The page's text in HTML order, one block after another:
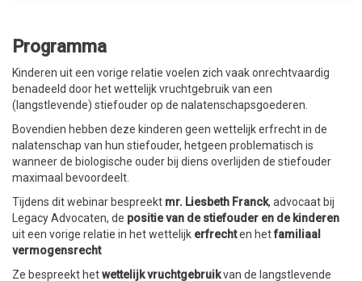
Programma
Kinderen uit een vorige relatie voelen zich vaak onrechtvaardig
benadeeld door het wettelijk vruchtgebruik van een
(langstlevende) stiefouder op de nalatenschapsgoederen.
Bovendien hebben deze kinderen geen wettelijk erfrecht in de
nalatenschap van hun stiefouder, hetgeen problematisch is
wanneer de biologische ouder bij diens overlijden de stiefouder
maximaal bevoordeelt.
Tijdens dit webinar bespreekt mr. Liesbeth Franck, advocaat bij
Legacy Advocaten, de positie van de stiefouder en de kinderen
uit een vorige relatie in het wettelijk erfrechten hetfamiliaal
vermogensrecht
Ze bespreekt hetwettelijk vruchtgebruikvan de langstlevende